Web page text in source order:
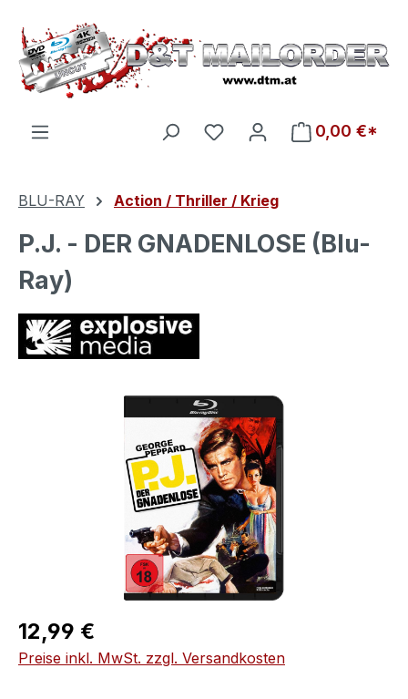
Zum Hauptinhalt springen
Du hast 0 Produkte auf
0,00 €*
BLU-RAY Action / Thriller / Krieg
P.J. - DER GNADENLOSE (Blu-
Ray)
Bildergalerie überspringen
Regulärer Preis:
12,99 €
Preise inkl. MwSt. zzgl. Versandkosten